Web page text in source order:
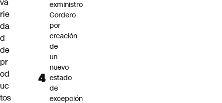
va
rie
da
d
de
pr
od
uc
tos
exministro
Cordero
por
creación
de
un
nuevo
estado
de
excepción